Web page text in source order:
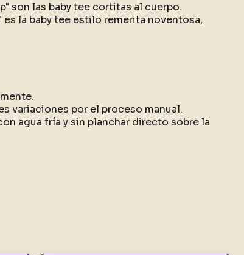
son las baby tee cortitas al cuerpo.
es la baby tee estilo remerita noventosa,
variaciones por el proceso manual.
agua fría y sin planchar directo sobre la